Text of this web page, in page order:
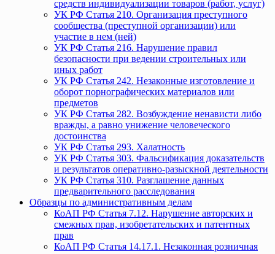
средств индивидуализации товаров (работ, услуг)
УК РФ Статья 210. Организация преступного
сообщества (преступной организации) или
участие в нем (ней)
УК РФ Статья 216. Нарушение правил
безопасности при ведении строительных или
иных работ
УК РФ Статья 242. Незаконные изготовление и
оборот порнографических материалов или
предметов
УК РФ Статья 282. Возбуждение ненависти либо
вражды, а равно унижение человеческого
достоинства
УК РФ Статья 293. Халатность
УК РФ Статья 303. Фальсификация доказательств
и результатов оперативно-разыскной деятельности
УК РФ Статья 310. Разглашение данных
предварительного расследования
Образцы по административным делам
КоАП РФ Статья 7.12. Нарушение авторских и
смежных прав, изобретательских и патентных
прав
КоАП РФ Статья 14.17.1. Незаконная розничная